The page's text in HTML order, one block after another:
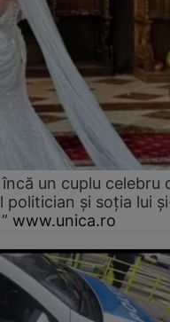
un cuplu celebru
politician și soția lui
www.unica.ro